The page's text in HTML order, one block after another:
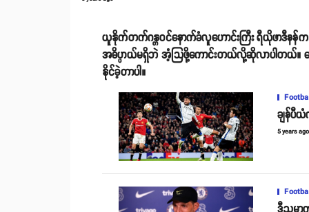
ယူနိုက်တက်ဂန္တဝင်နောက်ခံလူဟောင်းကြီး ရီယိုဖာဒီနန်
အဓိပ္ပာယ်မရှိဘဲ အံ့သြဖို့ကောင်းတယ်လို့ဆိုလာပါတယ်။ ဂ
နိုင်ခဲ့တာပါ။
ချန်ပီ
5 years ago